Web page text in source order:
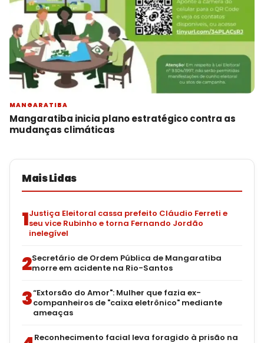
MANGARATIBA
Mangaratiba inicia plano estratégico contra as
mudanças climáticas
Mais Lidas
1Justiça Eleitoral cassa prefeito Cláudio Ferreti e
seu vice Rubinho e torna Fernando Jordão
inelegível
2Secretário de Ordem Pública de Mangaratiba
morre em acidente na Rio-Santos
3“Extorsão do Amor": Mulher que fazia ex-
companheiros de "caixa eletrônico" mediante
ameaças
Reconhecimento facial leva foragido à prisão na